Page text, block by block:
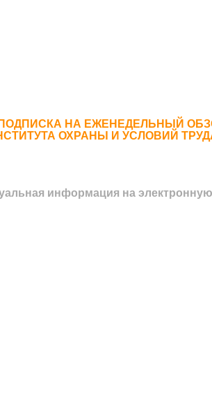
НА ЕЖЕНЕДЕЛЬНЫЙ
ОХРАНЫ И УСЛОВИЙ
информация на